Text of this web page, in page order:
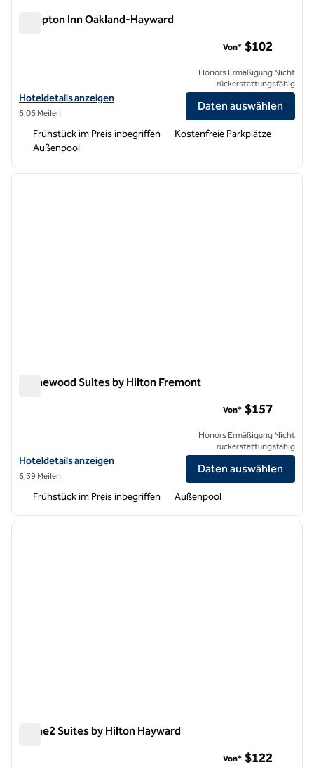
Hampton Inn Oakland-Hayward
Hoteldetails für das Hampton Inn Oakland-Hayward anzeigen
Hoteldetails anzeigen
6,06 Meilen
Von* $102
Honors Ermäßigung Nicht
rückerstattungsfähig
Daten auswählen
Frühstück im Preis inbegriffen
Kostenfreie Parkplätze
Außenpool
1 von 12
Homewood Suites by Hilton Fremont
Hoteldetails für Homewood Suites by Hilton Fremont anzeigen
Hoteldetails anzeigen
6,39 Meilen
Von* $157
Honors Ermäßigung Nicht
rückerstattungsfähig
Daten auswählen
Frühstück im Preis inbegriffen Außenpool
1 von 6
Home2 Suites by Hilton Hayward
Von* $122